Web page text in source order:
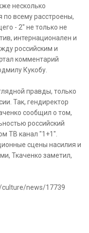
несколько
по всему расстроены,
- 2" не только не
интернационален и
российским и
комментарий
Кукобу.
правды, только
Так, гендиректор
сообщил о том,
российский
ТВ канал "1+1".
сцены насилия и
Ткаченко заметил,
culture/news/17739